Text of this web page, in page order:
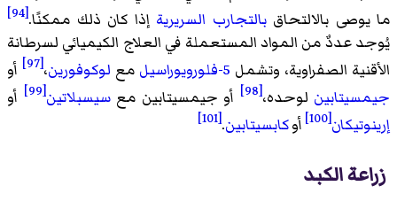
ما يوصى بالالتحاقبالتجارب السريرية إذا كان ذلك ممكنًا.[94]
يُوجد عددٌ من المواد المستعملة في العلاج الكيميائي لسرطانة
الأقنية الصفراوية، وتشمل 5-فلورويوراسيل مع لوكوفورين،[97]
أو
جيمسيتابين لوحده،[98] أو جيمسيتابين معسيسبلاتين[99]
أو
إرينوتيكان[100] أوكابسيتابين.
[101]
زراعة الكبد